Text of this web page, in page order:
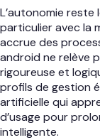
L’autonomie reste
particulier avec la
accrue des
android ne relève
rigoureuse et
profils de gestion
artificielle qui
d’usage pour
intelligente.